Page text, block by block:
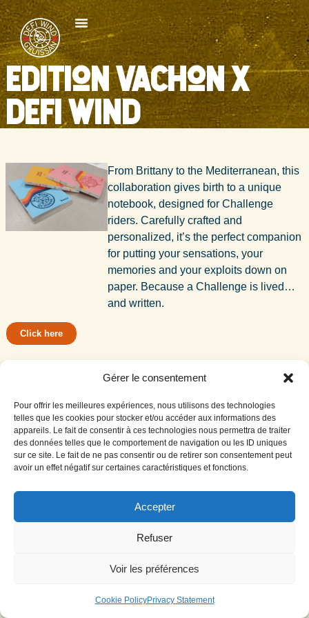
Gérer le consentement
Pour offrir les meilleures expériences, nous utilisons des technologies
telles que les cookies pour stocker et/ou accéder aux informations des
appareils. Le fait de consentir à ces technologies nous permettra de traiter
des données telles que le comportement de navigation ou les ID uniques
sur ce site. Le fait de ne pas consentir ou de retirer son consentement peut
avoir un effet négatif sur certaines caractéristiques et fonctions.
Accepter
Refuser
Voir les préférences
Cookie PolicyPrivacy Statement
Edition Vachon x
Defi Wind
From Brittany to the Mediterranean, this
collaboration gives birth to a unique
notebook, designed for Challenge
riders. Carefully crafted and
personalized, it’s the perfect companion
for putting your sensations, your
memories and your exploits down on
paper. Because a Challenge is lived…
and written.
Click here
© 2024 PBO. Tous droits réservés
Fait avec
parCoding Motion Partners English